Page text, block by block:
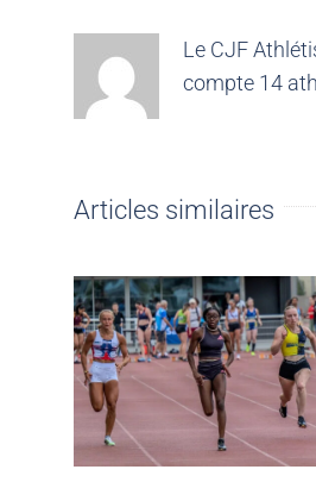
Le CJF
compte 14
Articles similaires